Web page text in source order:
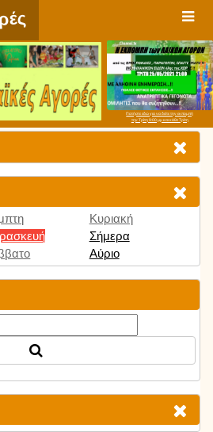
Πατήστε εδώ για να δείτε την εκπομπή
την Τρίτη 9:00 μμ και κάθε Τρίτη
Κυριακή
Σήμερα
Αύριο